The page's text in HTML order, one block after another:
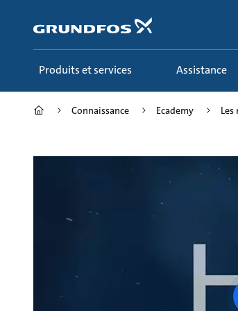
principal
Produits et services Assistance
Connaissance Ecademy